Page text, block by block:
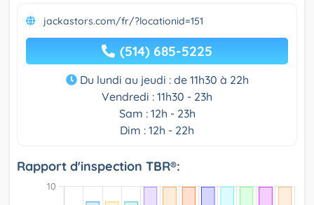
jackastors.com/fr/?locationid=151
(514) 685-5225
Du lundi au jeudi : de 11h30 à 22h
Vendredi : 11h30 - 23h
Sam : 12h - 23h
Dim : 12h - 22h
Rapport d'inspection TBR®: